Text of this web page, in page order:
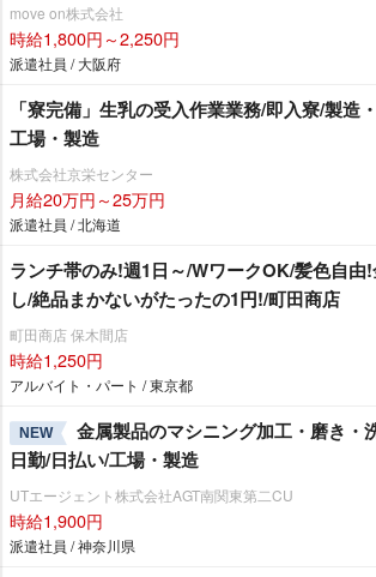
move on株式会社
時給1,800円～2,250円
派遣社員 / 大阪府
「寮完備」生乳の受入作業業務/即入寮/製造
工場・製造
株式会社京栄センター
月給20万円～25万円
派遣社員 / 北海道
ランチ帯のみ!週1日～/WワークOK/髪色自由
し/絶品まかないがたったの1円!/町田商店
町田商店 保木間店
時給1,250円
アルバイト・パート / 東京都
NEW
金属製品のマシニング加工・磨き・
日勤/日払い/工場・製造
UTエージェント株式会社AGT南関東第二CU
時給1,900円
派遣社員 / 神奈川県